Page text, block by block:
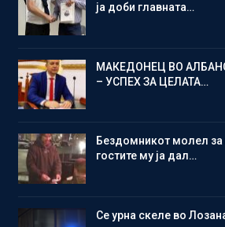
ја доби главната…
МАКЕДОНЕЦ ВО
– УСПЕХ ЗА ЦЕЛАТА…
Бездомникот молел за
гостите му ја дал…
Се урна скеле во